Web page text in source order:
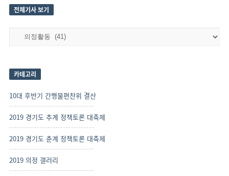
션전체기사 보기
전
보
기
카테고리
10대 후반기 간행물편찬위 결산
2019 경기도 추계 정책토론 대축제
2019 경기도 춘계 정책토론 대축제
2019 의정 갤러리